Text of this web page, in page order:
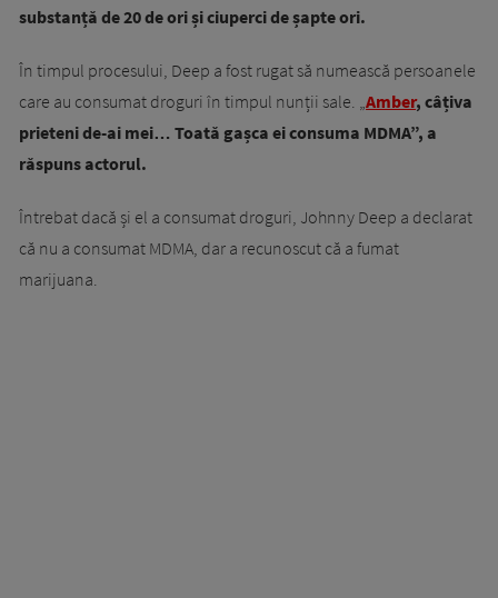
substanță de 20 de ori și ciuperci de șapte ori.
În timpul procesului, Deep a fost rugat să numească persoanele
care au consumat droguri în timpul nunții sale. „Amber, câțiva
prieteni de-ai mei… Toată gașca ei consuma MDMA”, a
răspuns actorul.
Întrebat dacă și el a consumat droguri, Johnny Deep a declarat
că nu a consumat MDMA, dar a recunoscut că a fumat
marijuana.